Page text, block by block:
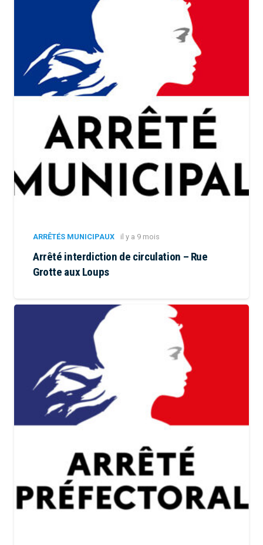
ARRÊTÉS MUNICIPAUX il y a 9 mois
Arrêté interdiction de circulation – Rue
Grotte aux Loups